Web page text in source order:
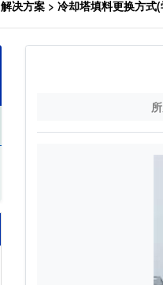
解决方案 > 冷却塔填料更换方式